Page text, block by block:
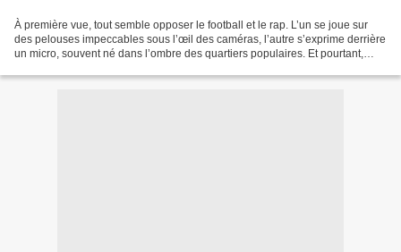
À première vue, tout semble opposer le football et le rap. L’un se joue sur
des pelouses impeccables sous l’œil des caméras, l’autre s’exprime derrière
un micro, souvent né dans l’ombre des quartiers populaires. Et pourtant,